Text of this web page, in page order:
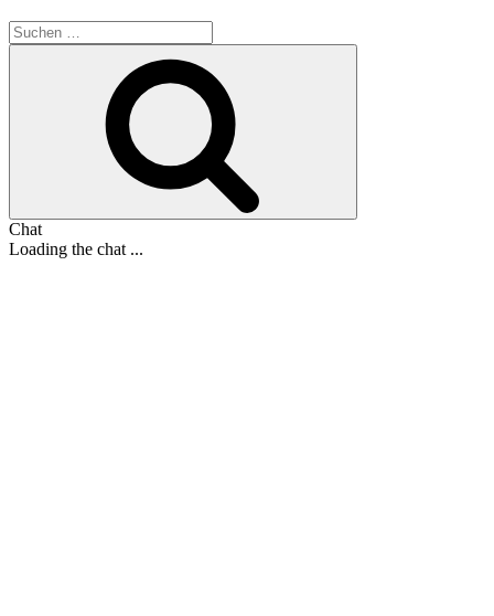
Suche
nach:
Chat
Loading the chat ...